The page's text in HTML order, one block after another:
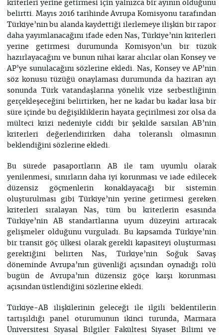
kriterleri yerine getirmesi için yalnızca bir ayının olduğunu
belirtti. Mayıs 2016 tarihinde Avrupa Komisyonu tarafından
Türkiye’nin bu alanda kaydettiği ilerlemeye ilişkin bir rapor
daha yayımlanacağını ifade eden Nas, Türkiye’nin kriterleri
yerine getirmesi durumunda Komisyon’un bir tüzük
hazırlayacağını ve bunun nihai karar alıcılar olan Konsey ve
AP’ye sunulacağını sözlerine ekledi. Nas, Konsey ve AP’nin
söz konusu tüzüğü onaylaması durumunda da haziran ayı
sonunda Türk vatandaşlarına yönelik vize serbestliğinin
gerçekleşeceğini belirtirken, her ne kadar bu kadar kısa bir
süre içinde bu değişikliklerin hayata geçirilmesi zor olsa da
mülteci krizi nedeniyle ciddi bir şekilde sarsılan AB’nin
kriterleri değerlendirirken daha toleranslı olmasının
beklendiğini sözlerine ekledi.
Bu sürede pasaportların AB ile tam uyumlu olarak
yenilenmesi, sınırların daha iyi korunması ve iade edilecek
düzensiz göçmenlerin konaklayacağı bir sistemin
oluşturulması gibi Türkiye’nin yerine getirmesi gereken
kriterleri sıralayan Nas, tüm bu kriterlerin esasında
Türkiye’nin AB standartlarına uyum düzeyini artıracak
gelişmeler olduğunu vurguladı. Bu kapsamda Türkiye’nin
bir transit göç ülkesi olarak gerekli kapasiteyi oluşturması
gerektiğini belirten Nas, Türkiye’nin Soğuk Savaş
döneminde Avrupa’nın güvenliği açısından oynadığı rolü
bugün de Avrupa’nın düzensiz göçe karşı korunması
açısından üstlendiğini sözlerine ekledi.
Türkiye-AB ilişkilerinin geleceği ile ilgili beklentilerin
tartışıldığı panel oturumunun ikinci turunda, Marmara
Üniversitesi Siyasal Bilgiler Fakültesi Siyaset Bilimi ve